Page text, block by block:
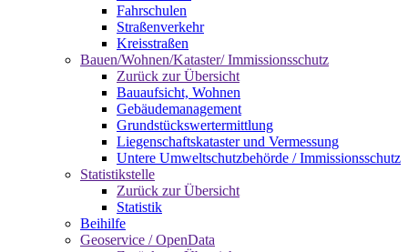
Fahrschulen
Straßenverkehr
Kreisstraßen
Bauen/Wohnen/Kataster/ Immissionsschutz
Zurück zur Übersicht
Bauaufsicht, Wohnen
Gebäudemanagement
Grundstückswertermittlung
Liegenschaftskataster und Vermessung
Untere Umweltschutzbehörde / Immissionsschutz
Statistikstelle
Zurück zur Übersicht
Statistik
Beihilfe
Geoservice / OpenData